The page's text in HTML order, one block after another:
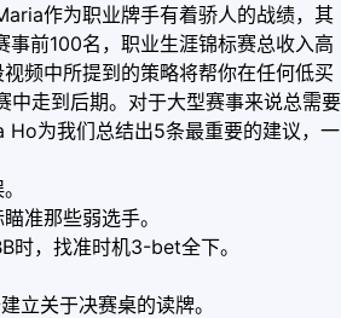
作为职业牌手有着骄人的战绩，其
事前100名，职业生涯锦标赛总收入高
频中所提到的策略将帮你在任何低买
中走到后期。对于大型赛事来说总需要
Ho为我们总结出5条最重要的建议，一
准那些弱选手。
时，找准时机3-bet全下。
立关于决赛桌的读牌。